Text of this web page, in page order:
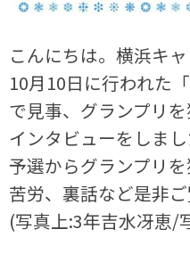
こんにちは。横浜キャ
10月10日に行われた
で見事、グランプリ
インタビューをしまし
予選からグランプリ
苦労、裏話など是非ご
(写真上:3年吉水冴恵/